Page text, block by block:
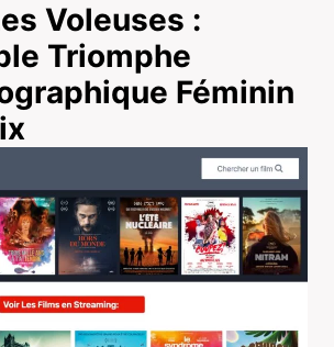
Voleuses :
Triomphe
Féminin